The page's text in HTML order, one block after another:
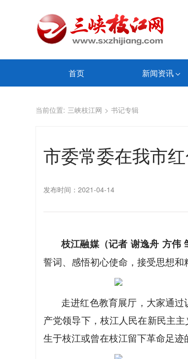
首页 新闻资讯
当前位置: 三峡枝江网 > 书记专辑
市委常委在我市
发布时间：2021-04-14
枝江融媒（记者 谢逸舟 方伟
誓词、感悟初心使命，接受思想和
走进红色教育展厅，大家通
产党领导下，枝江人民在新民主
生于枝江或曾在枝江留下革命足迹